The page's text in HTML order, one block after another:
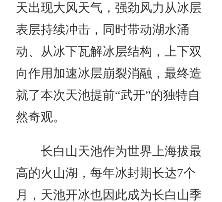
天出现大风天气 ，强劲风力从冰层
表层持续冲击，同时带动湖水涌
动、从冰下瓦解冰层结构，上下双
向作用加速冰层崩裂消融，最终造
就了本次天池提前“武开”的独特自
然奇观。
长白山天池作为世界上海拔最
高的火山湖，每年冰封期长达7个
月，天池开冰也因此成为长白山季